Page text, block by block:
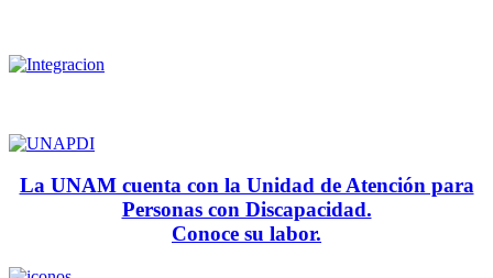
La UNAM cuenta con la Unidad de Atención para
Personas con Discapacidad.
Conoce su labor.